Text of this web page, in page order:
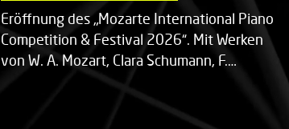
Eröffnung des „Mozarte International Piano
Competition & Festival 2026“. Mit Werken
von W. A. Mozart, Clara Schumann, F.…